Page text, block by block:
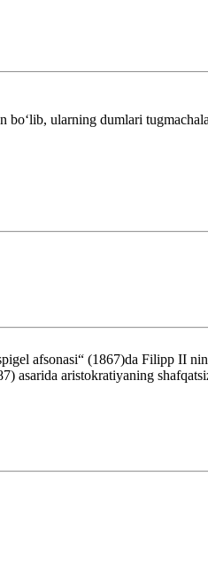
ularning dumlari
afsonasi“ (1867)da Filipp II
asarida aristokratiyaning